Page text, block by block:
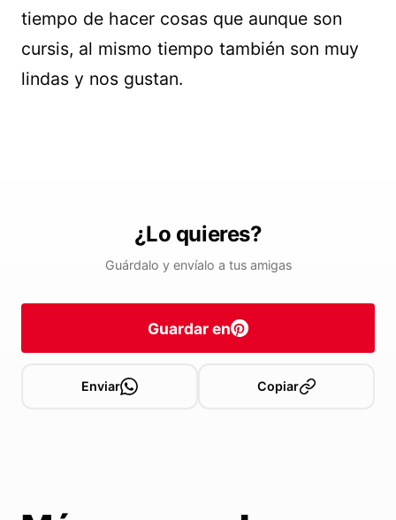
tiempo de hacer cosas que aunque son
cursis, al mismo tiempo también son muy
lindas y nos gustan.
¿Lo quieres?
Guárdalo y envíalo a tus amigas
Guardar en
Enviar Copiar